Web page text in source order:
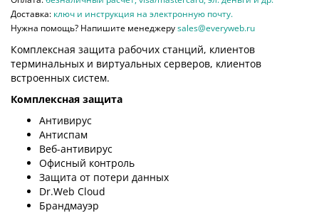
Доставка: ключ и инструкция на электронную почту.
Нужна помощь? Напишите менеджеруsales@everyweb.ru
Комплексная защита рабочих станций, клиентов
терминальных и виртуальных серверов, клиентов
встроенных систем.
Комплексная защита
Антивирус
Антиспам
Веб-антивирус
Офисный контроль
Защита от потери данных
Dr.Web Cloud
Брандмауэр